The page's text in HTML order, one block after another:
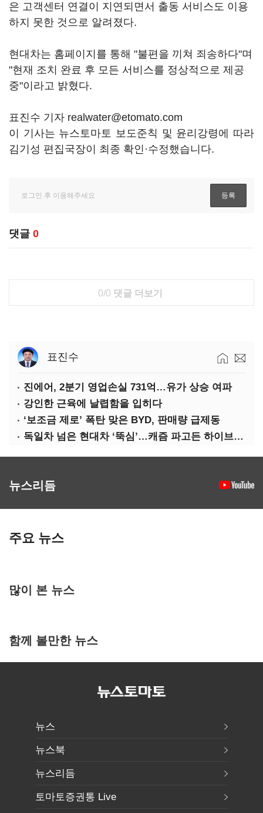
은 고객센터 연결이 지연되면서 출동 서비스도 이용
하지 못한 것으로 알려졌다.
현대차는 홈페이지를 통해 "불편을 끼쳐 죄송하다"며
"현재 조치 완료 후 모든 서비스를 정상적으로 제공
중"이라고 밝혔다.
표진수 기자 realwater@etomato.com
이 기사는 뉴스토마토 보도준칙 및 윤리강령에 따라
김기성 편집국장이 최종 확인·수정했습니다.
댓글 0
0/0 댓글 더보기
표진수
진에어, 2분기 영업손실 731억…유가 상승 여파
강인한 근육에 날렵함을 입히다
‘보조금 제로’ 폭탄 맞은 BYD, 판매량 급제동
독일차 넘은 현대차 ‘뚝심’…캐즘 파고든 하이브리드 역전극
뉴스리듬
주요 뉴스
많이 본 뉴스
함께 볼만한 뉴스
뉴스
뉴스북
뉴스리듬
토마토증권통 Live